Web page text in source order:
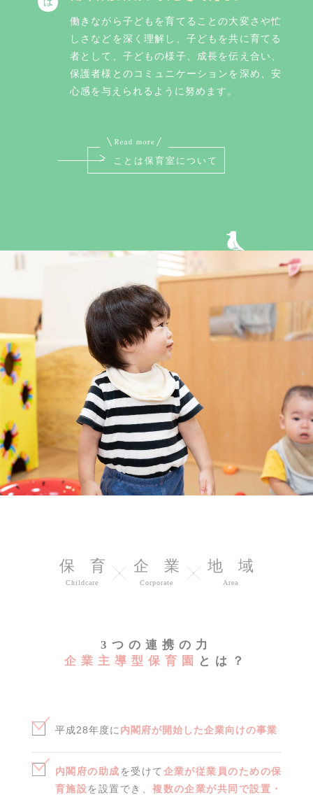
働きながら子どもを育てることの大変さや忙
しさなどを深く理解し、子どもを共に育てる
者として、子どもの様子、成長を伝え合い、
保護者様とのコミュニケーションを深め、安
心感を与えられるように努めます。
ことは保育室について
保 育
Childcare
企 業
Corporate
地 域
Area
3つの連携の力
企業主導型保育園
とは？
平成28年度に内閣府が開始した企業向けの事業
内閣府の助成 を受けて 企業が従業員のための保
育施設を設置でき、複数の企業が共同で設置・